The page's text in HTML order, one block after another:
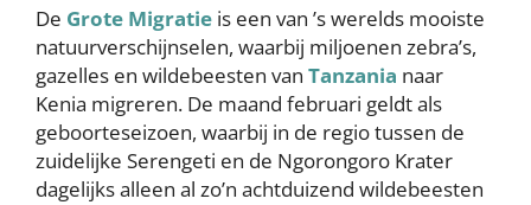
De Grote Migratie is een van ’s werelds mooiste
natuurverschijnselen, waarbij miljoenen zebra’s,
gazelles en wildebeesten van Tanzania naar
Kenia migreren. De maand februari geldt als
geboorteseizoen, waarbij in de regio tussen de
zuidelijke Serengeti en de Ngorongoro Krater
dagelijks alleen al zo’n achtduizend wildebeesten